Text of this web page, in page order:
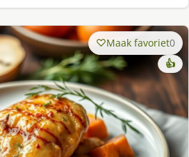
Maak favoriet0
👍